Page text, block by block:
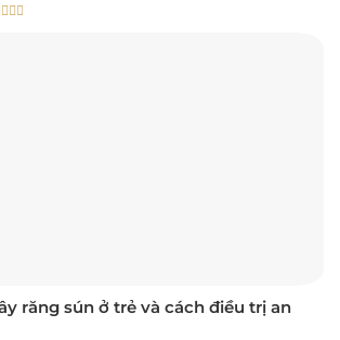
răng sún ở trẻ và cách điều trị an